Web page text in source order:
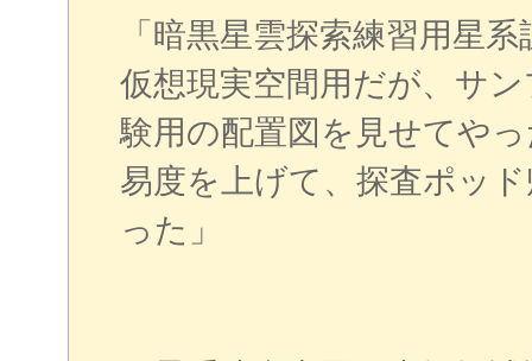
「暗黒星雲探索練習用星
仮想現実空間用だが、サ
験用の配置図を見せてや
易度を上げて、探査ポッ
った」